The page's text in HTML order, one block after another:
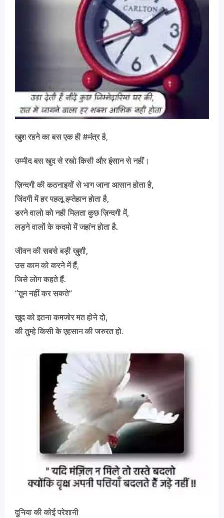
खुश रहने का बस एक ही #मंत्र है,
उम्मीद बस खुद से रखो किसी और इंसान से नहीं।
ज़िन्दगी की कठनाइयों से भाग जाना आसान होता है,
जिंदगी में हर पहलू इम्तेहान होता है,
डरने वालो को नही मिलता कुछ ज़िन्दगी में,
लड़ने वालों के कदमो में जहांन होता है.
जीवन की सबसे बड़ी ख़ुशी,
उस काम को करने में हैं,
जिसे लोग कहते हैं.
“तुम नहीं कर सकते”
खुद को इतना कमजोर मत होने दो,
की तुम्हे किसी के एहसान की जरुरत हो.
दुनिया की कोई परेशानी